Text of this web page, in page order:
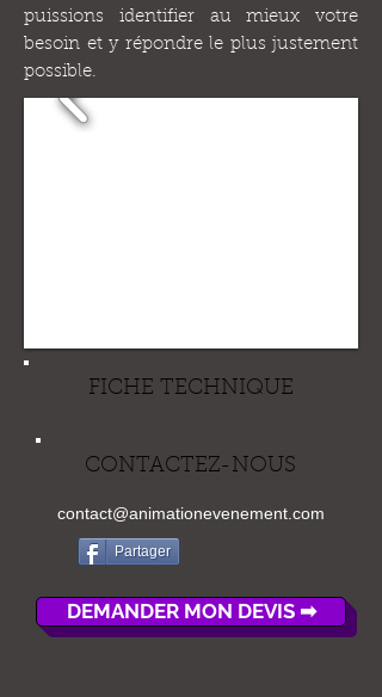
puissions identifier au mieux votre
besoin et y répondre le plus justement
possible.
FICHE TECHNIQUE
CONTACTEZ-NOUS
contact@animationevenement.com
Partager
DEMANDER MON DEVIS ➡